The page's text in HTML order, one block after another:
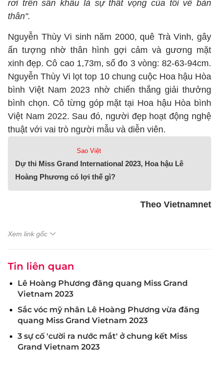
rơi trên sân khấu là sự thất vọng của tôi về bản
thân".
Nguyễn Thùy Vi sinh năm 2000, quê Trà Vinh, gây
ấn tượng nhờ thân hình gợi cảm và gương mặt
xinh đẹp. Cô cao 1,73m, số đo 3 vòng: 82-63-94cm.
Nguyễn Thùy Vi lọt top 10 chung cuộc Hoa hậu Hòa
bình Việt Nam 2023 nhờ chiến thắng giải thưởng
bình chọn. Cô từng góp mặt tại Hoa hậu Hòa bình
Việt Nam 2022. Sau đó, người đẹp hoạt động nghệ
thuật với vai trò người mẫu và diễn viên.
Sao Việt
Dự thi Miss Grand International 2023, Hoa hậu Lê
Hoàng Phương có lợi thế gì?
Theo Vietnamnet
Xem link gốc
Tin liên quan
Lê Hoàng Phương đăng quang Miss Grand
Vietnam 2023
Sắc vóc mỹ nhân Lê Hoàng Phương vừa đăng
quang Miss Grand Vietnam 2023
3 sự cố 'cười ra nước mắt' ở chung kết Miss
Grand Vietnam 2023